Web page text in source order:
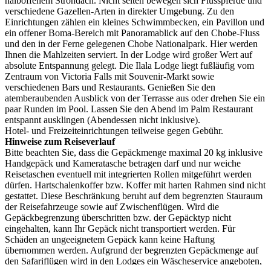
verschiedene Gazellen-Arten in direkter Umgebung. Zu den
Einrichtungen zählen ein kleines Schwimmbecken, ein Pavillon und
ein offener Boma-Bereich mit Panoramablick auf den Chobe-Fluss
und den in der Ferne gelegenen Chobe Nationalpark. Hier werden
Ihnen die Mahlzeiten serviert. In der Lodge wird großer Wert auf
absolute Entspannung gelegt. Die Ilala Lodge liegt fußläufig vom
Zentraum von Victoria Falls mit Souvenir-Markt sowie
verschiedenen Bars und Restaurants. Genießen Sie den
atemberaubenden Ausblick von der Terrasse aus oder drehen Sie ein
paar Runden im Pool. Lassen Sie den Abend im Palm Restaurant
entspannt ausklingen (Abendessen nicht inklusive).
Hotel- und Freizeiteinrichtungen teilweise gegen Gebühr.
Hinweise zum Reiseverlauf
Bitte beachten Sie, dass die Gepäckmenge maximal 20 kg inklusive
Handgepäck und Kameratasche betragen darf und nur weiche
Reisetaschen eventuell mit integrierten Rollen mitgeführt werden
dürfen. Hartschalenkoffer bzw. Koffer mit harten Rahmen sind nicht
gestattet. Diese Beschränkung beruht auf dem begrenzten Stauraum
der Reisefahrzeuge sowie auf Zwischenflügen. Wird die
Gepäckbegrenzung überschritten bzw. der Gepäcktyp nicht
eingehalten, kann Ihr Gepäck nicht transportiert werden. Für
Schäden an ungeeignetem Gepäck kann keine Haftung
übernommen werden. Aufgrund der begrenzten Gepäckmenge auf
den Safariflügen wird in den Lodges ein Wäscheservice angeboten,